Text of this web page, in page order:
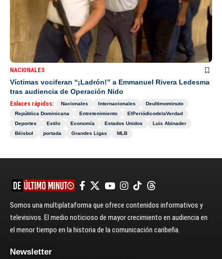
NACIONALES
Víctimas vociferan “¡Ladrón!” a Emmanuel Rivera Ledesma
tras audiencia de Operación Nido
Enlaces rápidos: Nacionales Internacionales
Deultimominuto
República Dominicana
Entretenimiento
ElPeriódicodelaVerdad
Deportes
Estilo Economía Estados Unidos
Luis Abinader
Béisbol
portada Grandes Ligas MLB
Somos una multiplataforma que ofrece contenidos informativos y
televisivos. El medio noticioso de mayor crecimiento en audiencia en
el menor tiempo en la historia de la comunicación caribeña.
Newsletter